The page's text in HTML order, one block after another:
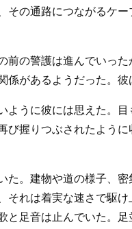
の通路につながるケ
警護は進んでいった
があるようだった。彼
うに彼には思えた。
握りつぶされたよう
。建物や道の様子、
れは着実な速さで駆
足音は止んでいた。足